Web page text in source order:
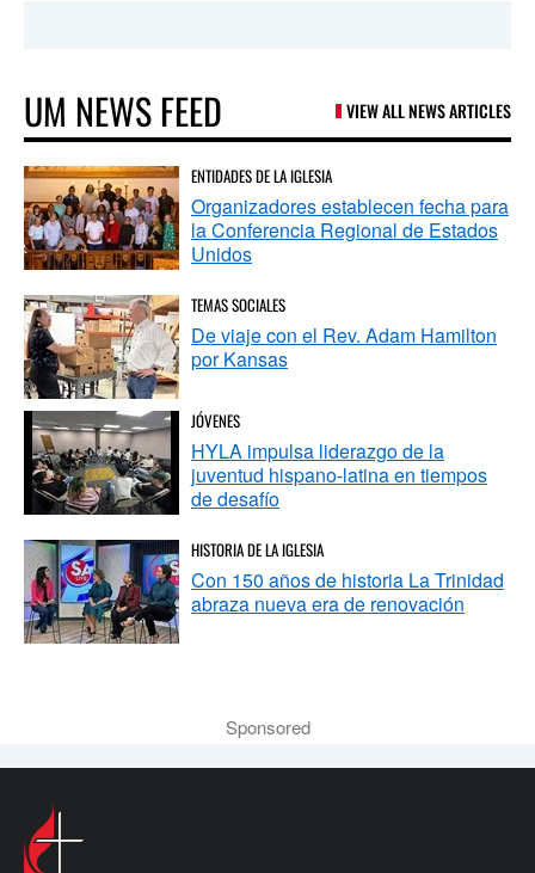
UM NEWS FEED VIEW ALL NEWS ARTICLES
ENTIDADES DE LA IGLESIA
Organizadores establecen fecha para
la Conferencia Regional de Estados
Unidos
TEMAS SOCIALES
De viaje con el Rev. Adam Hamilton
por Kansas
JÓVENES
HYLA impulsa liderazgo de la
juventud hispano-latina en tiempos
de desafío
HISTORIA DE LA IGLESIA
Con 150 años de historia La Trinidad
abraza nueva era de renovación
Sponsored